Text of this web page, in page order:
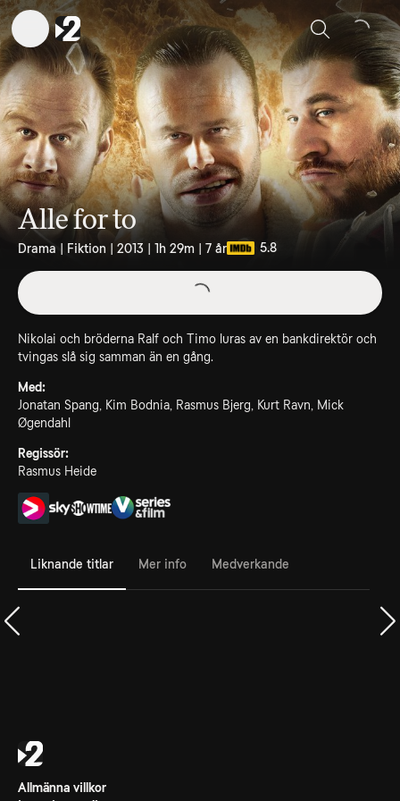
Sök
Alle for to
Drama | Fiktion | 2013 | 1h 29m | 7 år 5.8
Nikolai och bröderna Ralf och Timo luras av en bankdirektör och
tvingas slå sig samman än en gång.
Med:
Jonatan Spang, Kim Bodnia, Rasmus Bjerg, Kurt Ravn, Mick
Øgendahl
Regissör:
Rasmus Heide
Liknande titlar Mer info Medverkande
Allmänna villkor